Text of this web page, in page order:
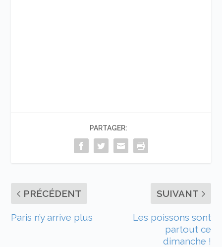
PARTAGER:
PRÉCÉDENT
Paris n’y arrive plus
SUIVANT
Les poissons sont
partout ce
dimanche !